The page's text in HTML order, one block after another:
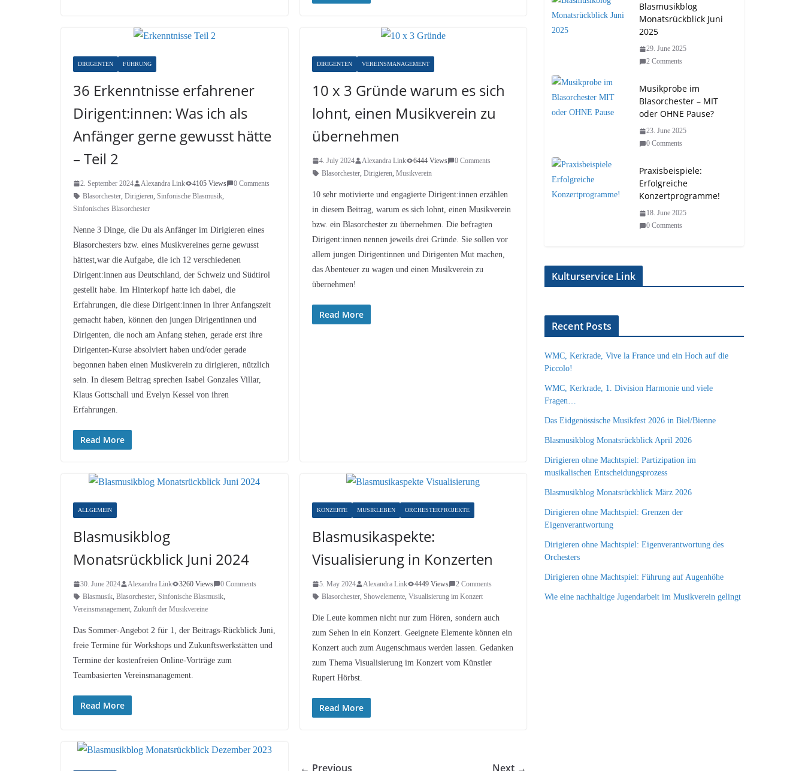
DIRIGENTEN FÜHRUNG
36 Erkenntnisse erfahrener
Dirigent:innen: Was ich als
Anfänger gerne gewusst hätte
– Teil 2
2. September 2024 Alexandra Link 4105 Views
0 Comments
Blasorchester Dirigieren Sinfonische Blasmusik
Sinfonisches Blasorchester
Nenne 3 Dinge, die Du als Anfänger im Dirigieren eines
Blasorchesters bzw. eines Musikvereines gerne gewusst
hättest,war die Aufgabe, die ich 12 verschiedenen
Dirigent:innen aus Deutschland, der Schweiz und Südtirol
gestellt habe. Im Hinterkopf hatte ich dabei, die
Erfahrungen, die diese Dirigent:innen in ihrer Anfangszeit
gemacht haben, können den jungen Dirigentinnen und
Dirigenten, die noch am Anfang stehen, gerade erst ihre
Dirigenten-Kurse absolviert haben und/oder gerade
begonnen haben einen Musikverein zu dirigieren, nützlich
sein. In diesem Beitrag sprechen Isabel Gonzales Villar,
Klaus Gottschall und Evelyn Kessel von ihren
Erfahrungen.
Read More
DIRIGENTEN VEREINSMANAGEMENT
10 x 3 Gründe warum es sich
lohnt, einen Musikverein zu
übernehmen
4. July 2024 Alexandra Link 6444 Views
0 Comments
Blasorchester, Dirigieren Musikverein
10 sehr motivierte und engagierte Dirigent:innen erzählen
in diesem Beitrag, warum es sich lohnt, einen Musikverein
bzw. ein Blasorchester zu übernehmen. Die befragten
Dirigent:innen nennen jeweils drei Gründe. Sie sollen vor
allem jungen Dirigentinnen und Dirigenten Mut machen,
das Abenteuer zu wagen und einen Musikverein zu
übernehmen!
Read More
ALLGEMEIN
Blasmusikblog
Monatsrückblick Juni 2024
30. June 2024 Alexandra Link 3260 Views
0 Comments
Blasmusik Blasorchester Sinfonische Blasmusik
Vereinsmanagement Zukunft der Musikvereine
Das Sommer-Angebot 2 für 1, der Beitrags-Rückblick Juni,
freie Termine für Workshops und Zukunftswerkstätten und
Termine der kostenfreien Online-Vorträge zum
Teambasierten Vereinsmanagement.
Read More
KONZERTE MUSIKLEBEN ORCHESTERPROJEKTE
Blasmusikaspekte:
Visualisierung in Konzerten
5. May 2024 Alexandra Link 4449 Views
2 Comments
Blasorchester, Showelemente, Visualisierung im Konzert
Die Leute kommen nicht nur zum Hören, sondern auch
zum Sehen in ein Konzert. Geeignete Elemente können ein
Konzert auch zum Augenschmaus werden lassen. Gedanken
zum Thema Visualisierung im Konzert vom Künstler
Rupert Hörbst.
Read More
← Previous Next →
Blasmusikblog
Monatsrückblick Juni
2025
29. June 2025
2 Comments
Musikprobe im
Blasorchester – MIT
oder OHNE Pause?
23. June 2025
0 Comments
Praxisbeispiele:
Erfolgreiche
Konzertprogramme!
18. June 2025
0 Comments
Kulturservice Link
Recent Posts
WMC, Kerkrade, Vive la France und ein Hoch auf die
Piccolo!
WMC, Kerkrade, 1. Division Harmonie und viele
Fragen…
Das Eidgenössische Musikfest 2026 in Biel/Bienne
Blasmusikblog Monatsrückblick April 2026
Dirigieren ohne Machtspiel: Partizipation im
musikalischen Entscheidungsprozess
Blasmusikblog Monatsrückblick März 2026
Dirigieren ohne Machtspiel: Grenzen der
Eigenverantwortung
Dirigieren ohne Machtspiel: Eigenverantwortung des
Orchesters
Dirigieren ohne Machtspiel: Führung auf Augenhöhe
Wie eine nachhaltige Jugendarbeit im Musikverein gelingt